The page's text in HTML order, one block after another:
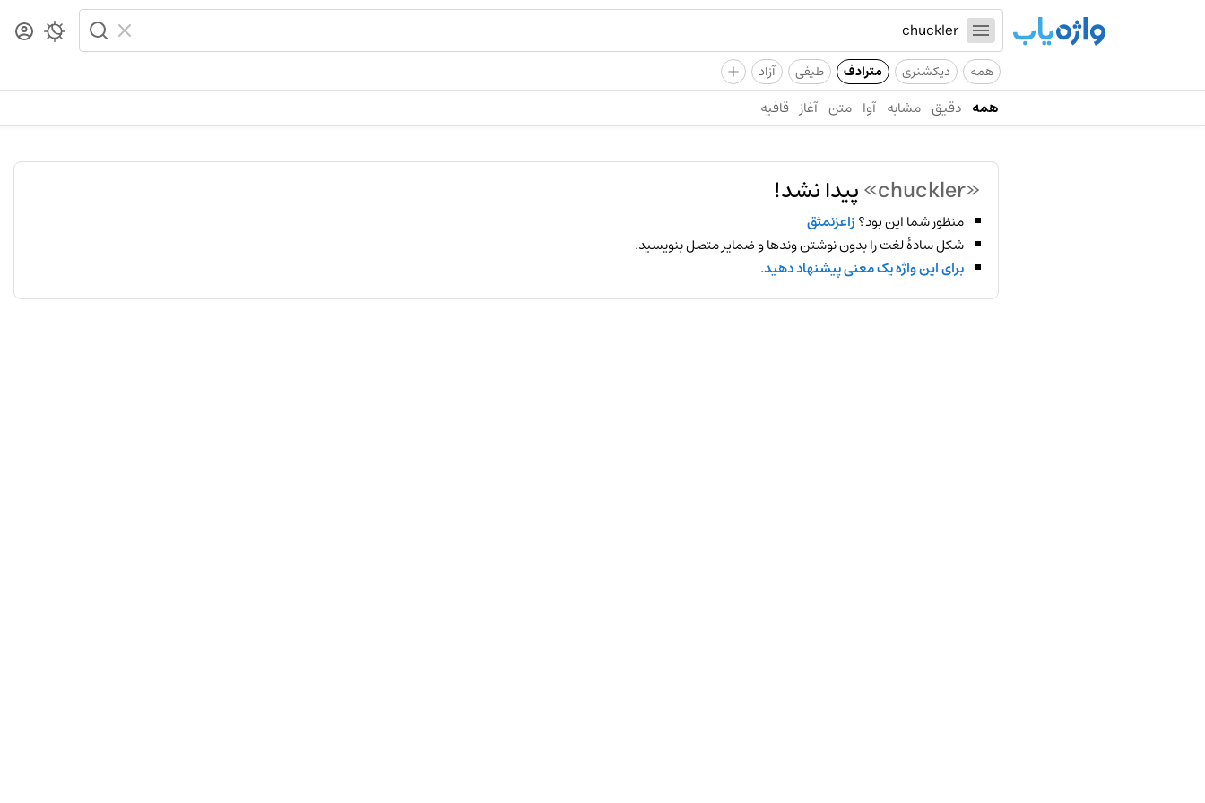
همه دیکشنری مترادف طیفی آزاد +
همه دقیق مشابه آوا متن آغاز قافیه
«chuckler» پیدا نشد!
منظور شما این بود؟زاعزنمثق
شکل سادهٔ لغت را بدون نوشتن وندها و ضمایر متصل بنویسید.
برای این واژه یک معنی پیشنهاد دهید.